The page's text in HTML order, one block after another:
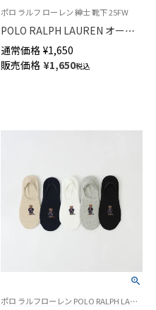
ポロ ラルフ ローレン 紳士 靴下 25FW
POLO RALPH LAUREN オーガ
ニックコットン混 ラインリブ
ミドル丈 カジュアル メンズ ソ
ックス 02012498
通常価格 ¥1,650
販売価格 ¥1,650税込
ポロ ラルフローレン POLO RALPH LAUREN ポロベア レディース 靴下 女性 ペッツ